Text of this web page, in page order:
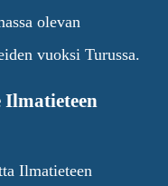
olevan
vuoksi Turussa.
Ilmatieteen
Ilmatieteen